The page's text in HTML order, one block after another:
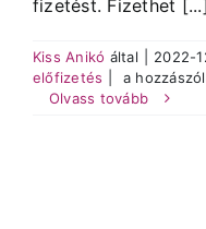
fizetést. Fizethet [...]
Kiss Anikó által 2022-
előfizetés
Hogyan
működik
a
Olvass tovább